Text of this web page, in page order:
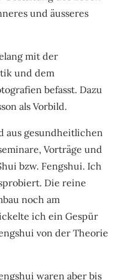
und äusseres
mit der
und dem
befasst. Dazu
als Vorbild.
aus gesundheitlichen
Vorträge und
bzw. Fengshui. Ich
Die reine
noch am
ich ein Gespür
von der Theorie
waren aber bis